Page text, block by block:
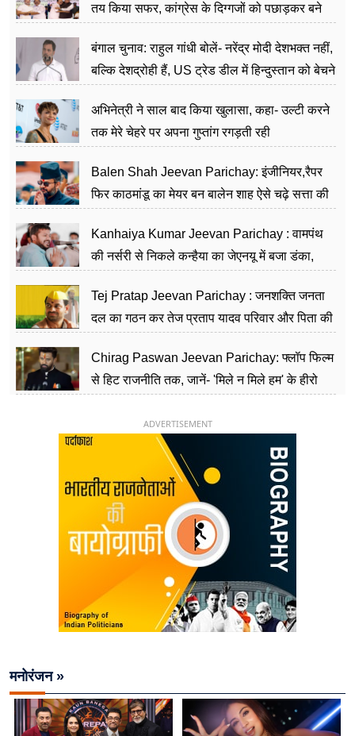
तय किया सफर, कांग्रेस के दिग्गजों को पछाड़कर बने
बंगाल चुनाव: राहुल गांधी बोलें- नरेंद्र मोदी देशभक्त नहीं,
बल्कि देशद्रोही हैं, US ट्रेड डील में हिन्दुस्तान को बेचने
अभिनेत्री ने साल बाद किया खुलासा, कहा- उल्टी करने
तक मेरे चेहरे पर अपना गुप्तांग रगड़ती रही
Balen Shah Jeevan Parichay: इंजीनियर,रैपर
फिर काठमांडू का मेयर बन बालेन शाह ऐसे चढ़े सत्ता की
Kanhaiya Kumar Jeevan Parichay : वामपंथ
की नर्सरी से निकले कन्हैया का जेएनयू में बजा डंका,
Tej Pratap Jeevan Parichay : जनशक्ति जनता
दल का गठन कर तेज प्रताप यादव परिवार और पिता की
Chirag Paswan Jeevan Parichay: फ्लॉप फिल्म
से हिट राजनीति तक, जानें- 'मिले न मिले हम' के हीरो
ADVERTISEMENT
मनोरंजन »